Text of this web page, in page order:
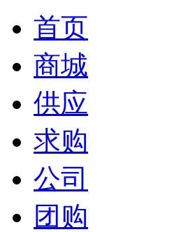
首页
商城
供应
求购
公司
团购